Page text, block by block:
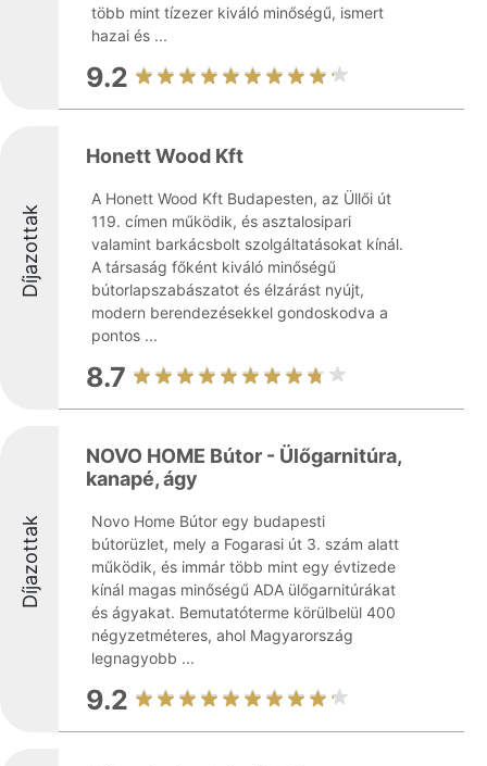
több mint tízezer kiváló minőségű, ismert
hazai és ...
9.2
Díjazottak
Honett Wood Kft
A Honett Wood Kft Budapesten, az Üllői út
119. címen működik, és asztalosipari
valamint barkácsbolt szolgáltatásokat kínál.
A társaság főként kiváló minőségű
bútorlapszabászatot és élzárást nyújt,
modern berendezésekkel gondoskodva a
pontos ...
8.7
Díjazottak
NOVO HOME Bútor - Ülőgarnitúra,
kanapé, ágy
Novo Home Bútor egy budapesti
bútorüzlet, mely a Fogarasi út 3. szám alatt
működik, és immár több mint egy évtizede
kínál magas minőségű ADA ülőgarnitúrákat
és ágyakat. Bemutatóterme körülbelül 400
négyzetméteres, ahol Magyarország
legnagyobb ...
9.2